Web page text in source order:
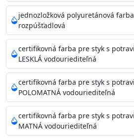
alebo trhliny vyplňte
akrylovým tmelom Acrylic putty,
putty a prebrúste. Nové alebo
menej kvalitnými farbami
vždy penetrujte. Odporúčané
Acrylan Unco, Gypsum board
na škvrny použite Blanco eco
riediteľné vodou.
Skladovanie
48 mesiacov v orig. uzavretých
jednozložková polyuretánová
rozpúšťadlová
certifikovná farba pre styk s
LESKLÁ vodouriediteľná
certifikovná farba pre styk s
POLOMATNÁ vodouriediteľná
certifikovná farba pre styk s
MATNÁ vodouriediteľná